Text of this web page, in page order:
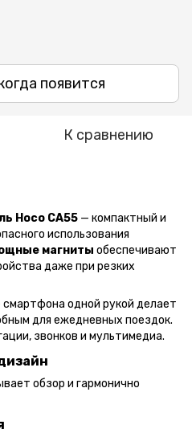
появится
К сравнению
Hoco CA55 — компактный и
использования
магниты обеспечивают
даже при резких
смартфона одной рукой делает
для ежедневных поездок.
звонков и мультимедиа.
обзор и гармонично